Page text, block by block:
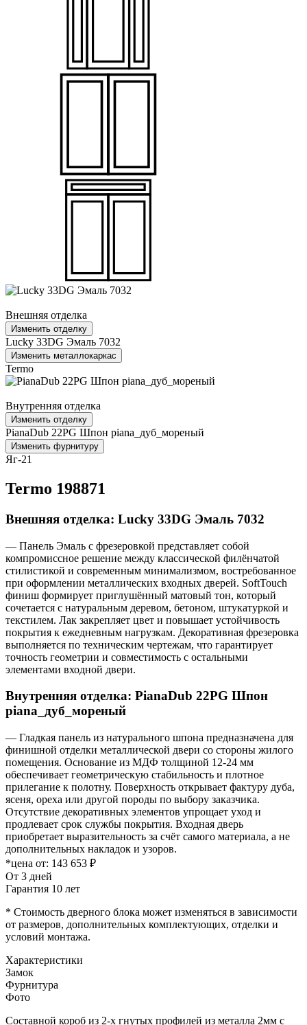
Внешняя отделка
Изменить отделку
Lucky 33DG Эмаль 7032
Изменить металлокаркас
Termo
Внутренняя отделка
Изменить отделку
PianaDub 22PG Шпон piana_дуб_мореный
Изменить фурнитуру
Яг-21
Termo 198871
Внешняя отделка: Lucky 33DG Эмаль 7032
— Панель Эмаль с фрезеровкой представляет собой
компромиссное решение между классической филёнчатой
стилистикой и современным минимализмом, востребованное
при оформлении металлических входных дверей. SoftTouch
финиш формирует приглушённый матовый тон, который
сочетается с натуральным деревом, бетоном, штукатуркой и
текстилем. Лак закрепляет цвет и повышает устойчивость
покрытия к ежедневным нагрузкам. Декоративная фрезеровка
выполняется по техническим чертежам, что гарантирует
точность геометрии и совместимость с остальными
элементами входной двери.
Внутренняя отделка: PianaDub 22PG Шпон
piana_дуб_мореный
— Гладкая панель из натурального шпона предназначена для
финишной отделки металлической двери со стороны жилого
помещения. Основание из МДФ толщиной 12-24 мм
обеспечивает геометрическую стабильность и плотное
прилегание к полотну. Поверхность открывает фактуру дуба,
ясеня, ореха или другой породы по выбору заказчика.
Отсутствие декоративных элементов упрощает уход и
продлевает срок службы покрытия. Входная дверь
приобретает выразительность за счёт самого материала, а не
дополнительных накладок и узоров.
*цена от: 143 653 ₽
От 3 дней
Гарантия 10 лет
* Стоимость дверного блока может изменяться в зависимости
от размеров, дополнительных комплектующих, отделки и
условий монтажа.
Характеристики
Замок
Фурнитура
Фото
Составной короб из 2-х гнутых профилей из металла 2мм с